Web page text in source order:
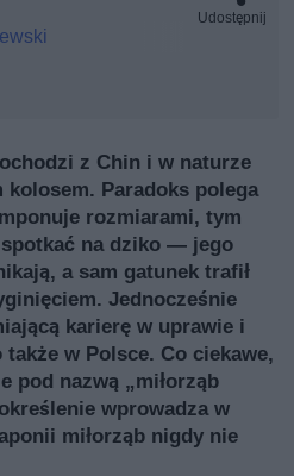
Udostępnij
z Chin i w naturze
Paradoks polega
rozmiarami, tym
na dziko — jego
a sam gatunek trafił
Jednocześnie
karierę w uprawie i
w Polsce. Co ciekawe,
pod nazwą „miłorząb
wprowadza w
miłorząb nigdy nie